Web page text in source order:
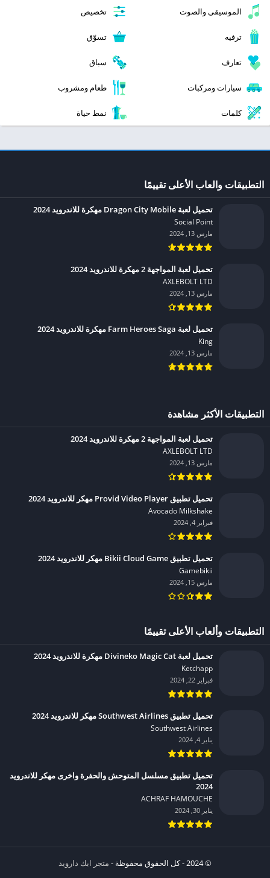
الموسيقى والصوت تخصيص
ترفيه تسوّق
تعارف سباق
سيارات ومركبات طعام ومشروب
كلمات نمط حياة
التطبيقات والعاب الأعلى تقييمًا
تحميل لعبة Dragon City Mobile مهكرة للاندرويد 2024
Social Point‏
مارس 13, 2024
تحميل لعبة المواجهة 2 مهكرة للاندرويد 2024
AXLEBOLT LTD‏
مارس 13, 2024
تحميل لعبة Farm Heroes Saga مهكرة للاندرويد 2024
King‏
مارس 13, 2024
التطبيقات الأكثر مشاهدة
تحميل لعبة المواجهة 2 مهكرة للاندرويد 2024
AXLEBOLT LTD‏
مارس 13, 2024
تحميل تطبيق Provid Video Player مهكر للاندرويد 2024
Avocado Milkshake‏
فبراير 4, 2024
تحميل تطبيق Bikii Cloud Game مهكر للاندرويد 2024
Gamebikii‏
مارس 15, 2024
التطبيقات وألعاب الأعلى تقييمًا
تحميل لعبة Divineko Magic Cat مهكرة للاندرويد 2024
Ketchapp‏
فبراير 22, 2024
تحميل تطبيق Southwest Airlines مهكر للاندرويد 2024
Southwest Airlines‏
يناير 4, 2024
تحميل تطبيق مسلسل المتوحش والحفرة واخرى مهكر للاندرويد
2024
ACHRAF HAMOUCHE‏
يناير 30, 2024
© 2024 - كل الحقوق محفوظة -
متجر ابك دارويد